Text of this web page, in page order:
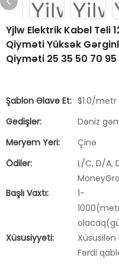
Yjlw Elektrik Kabel Teli
Qiyməti Yüksək
Qiyməti 25 35 50 70 95
Şablon Əlavə Et: $1.0/metr
Gedişlər:
Dəniz
Məryəm Yeri:
Çinə
Ödilər:
L/C, D/A,
Başlı Vaxtı:
1-
Xüsusiyyəti:
Fərdi